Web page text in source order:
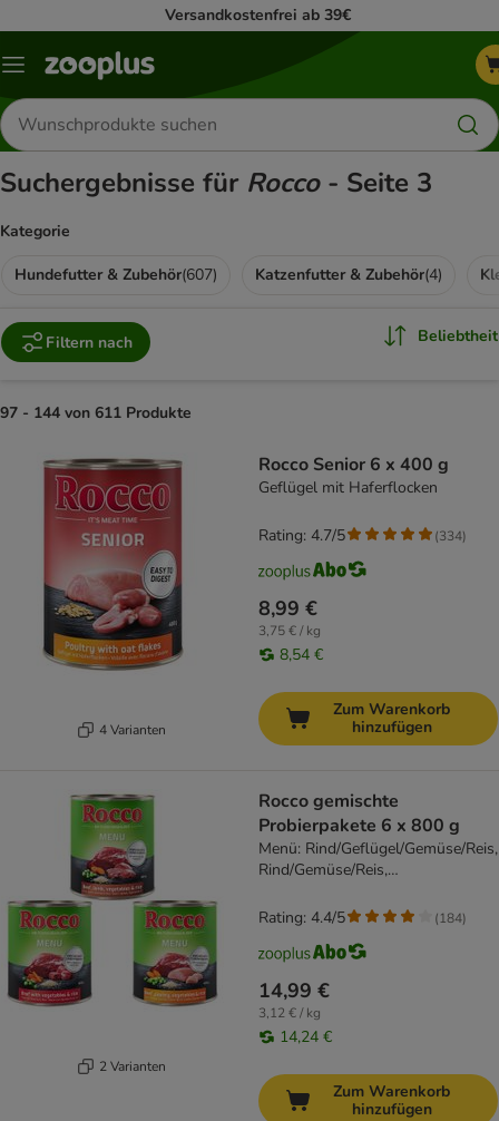
Versandkostenfrei ab 39€
Menü
Produkte
suchen
Suchergebnisse für Rocco- Seite 3
Kategorie
Hundefutter & Zubehör(607) Katzenfutter & Zubehör(4)
Filtern nach Beliebtheit
97 - 144 von 611 Produkte
4 Varianten
Rocco Senior 6 x 400 g
Geflügel mit Haferflocken
8,99 €
3,75 € / kg
8,54 €
Rating: 4.7/5 (334)
Zum Warenkorb
hinzufügen
2 Varianten
Rocco gemischte
Probierpakete 6 x 800 g
Menü: Rind/Geflügel/Gemüse/Reis,
Rind/Gemüse/Reis,
14,99 €
3,12 € / kg
14,24 €
Rating: 4.4/5 (184)
Zum Warenkorb
hinzufügen